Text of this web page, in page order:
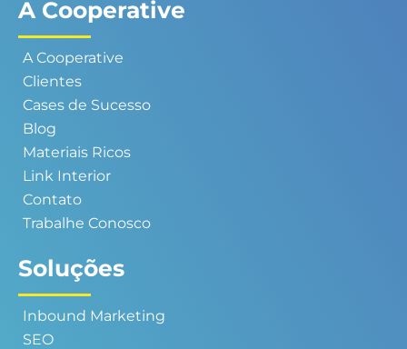
k a
A Cooperative
A Cooperative
Clientes
Cases de Sucesso
Blog
Materiais Ricos
Link Interior
Contato
Trabalhe Conosco
Soluções
Inbound Marketing
SEO